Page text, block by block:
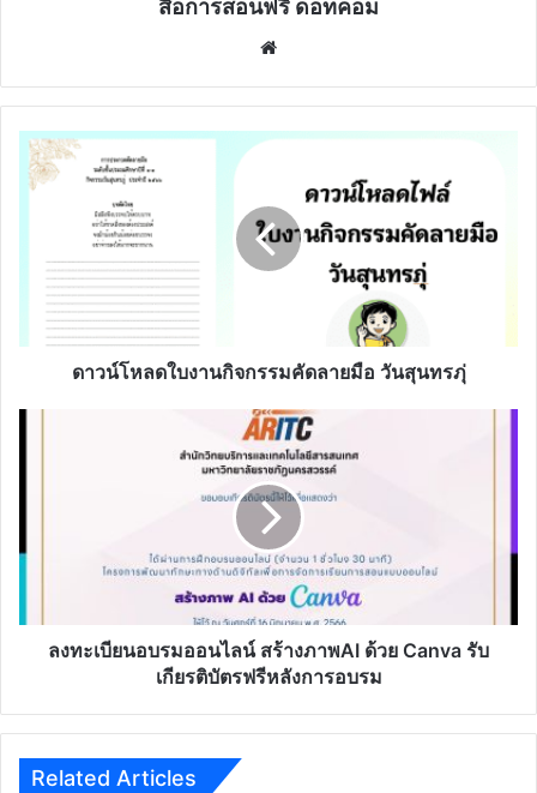
สื่อการสอนฟรี ดอทคอม
ดาวน์โหลด
ใบ
งาน
ลายมือ
นทรภุ่
ดาวน์โหลดใบงานกิจกรรมคัดลายมือ วันสุนทรภุ่
รับ
เกียรติ
อบรม
ลงทะเบียนอบรมออนไลน์ สร้างภาพAI ด้วย Canva รับ
เกียรติบัตรฟรีหลังการอบรม
Related Articles